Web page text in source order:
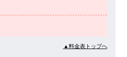
▲料金表トップへ